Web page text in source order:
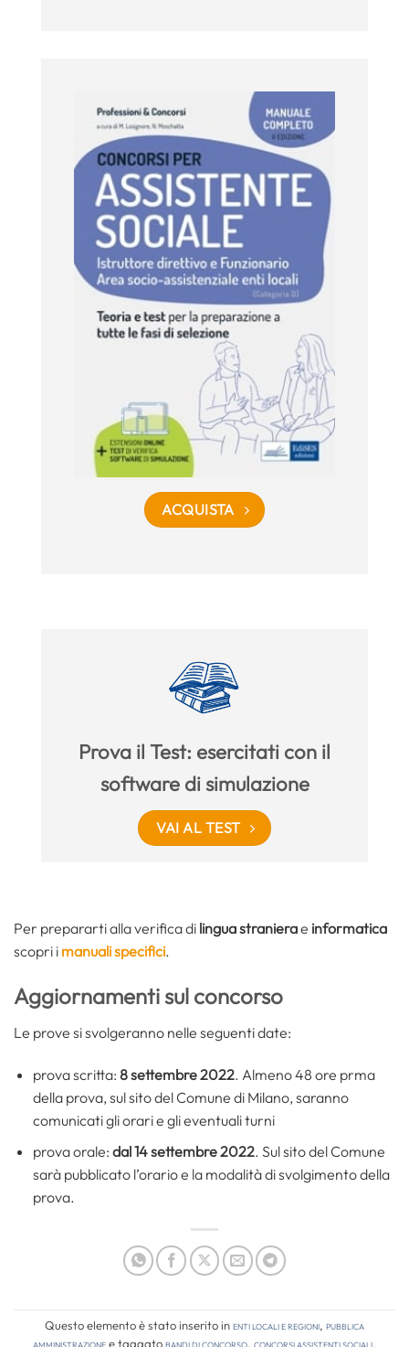
ACQUISTA
Prova il Test: esercitati con il
software di simulazione
VAI AL TEST
Per prepararti alla verifica di lingua stranierae informatica
scopri i manuali specifici.
Aggiornamenti sul concorso
Le prove si svolgeranno nelle seguenti date:
prova scritta: 8 settembre 2022. Almeno 48 ore prma
della prova, sul sito del Comune di Milano, saranno
comunicati gli orari e gli eventuali turni
prova orale: dal 14 settembre 2022. Sul sito del Comune
sarà pubblicato l’orario e la modalità di svolgimento della
prova.
Questo elemento è stato inserito inEnti locali e regioni, Pubblica
amministrazionee taggatobandi di concorso, concorsi assistenti sociali.